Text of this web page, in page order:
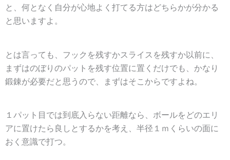
と、何となく自分が心地よく打てる方はどちらかが分かる
と思いますよ。
とは言っても、フックを残すかスライスを残すか以前に、
まずはのぼりのパットを残す位置に置くだけでも、かなり
鍛錬が必要だと思うので、まずはそこからですよね。
１パット目では到底入らない距離なら、ボールをどのエリ
アに置けたら良しとするかを考え、 半径１ｍくらいの面に
おく 意識で打つ。